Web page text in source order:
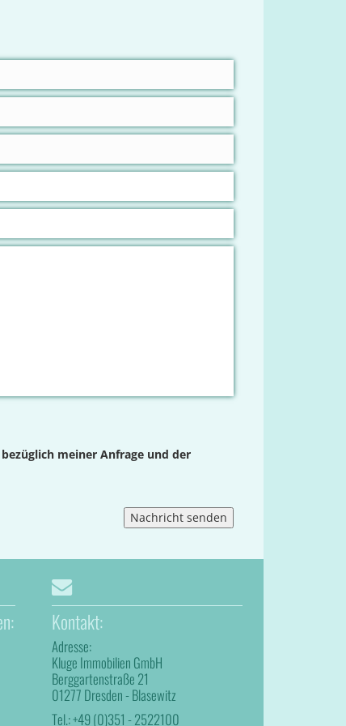
meiner Anfrage und der
Kontakt:
Adresse:
Kluge Immobilien GmbH
Berggartenstraße 21
01277 Dresden - Blasewitz
Tel.:+49 (0)351 - 2522100